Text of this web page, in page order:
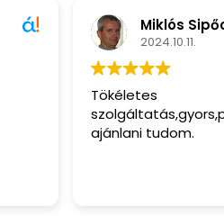
Miklós Sipőcz
2024.10.11.
szolgáltatás,gyors,pontos.Csak
ajánlani tudom.